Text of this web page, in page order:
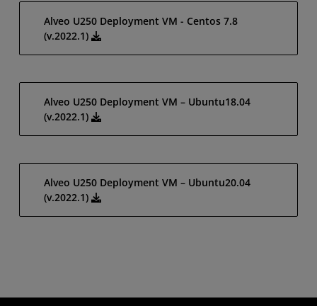
Alveo U250 Deployment VM - Centos 7.8
(v.2022.1)
Alveo U250 Deployment VM – Ubuntu18.04
(v.2022.1)
Alveo U250 Deployment VM – Ubuntu20.04
(v.2022.1)